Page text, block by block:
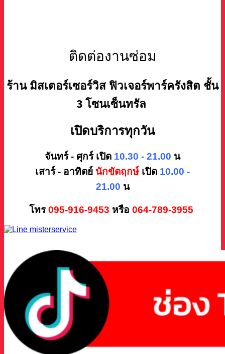
ติดต่องานซ่อม
ร้าน มิสเตอร์เซอร์วิส ฟิวเจอร์พาร์ครังสิต ชั้น
3 โซนเซ็นทรัล
เปิดบริการทุกวัน
จันทร์ - ศุกร์ เปิด 10.30 - 21.00 น
เสาร์ - อาทิตย์ นักขัตฤกษ์ เปิด 10.00 -
21.00 น
โทร095-916-9453 หรือ 064-789-3955